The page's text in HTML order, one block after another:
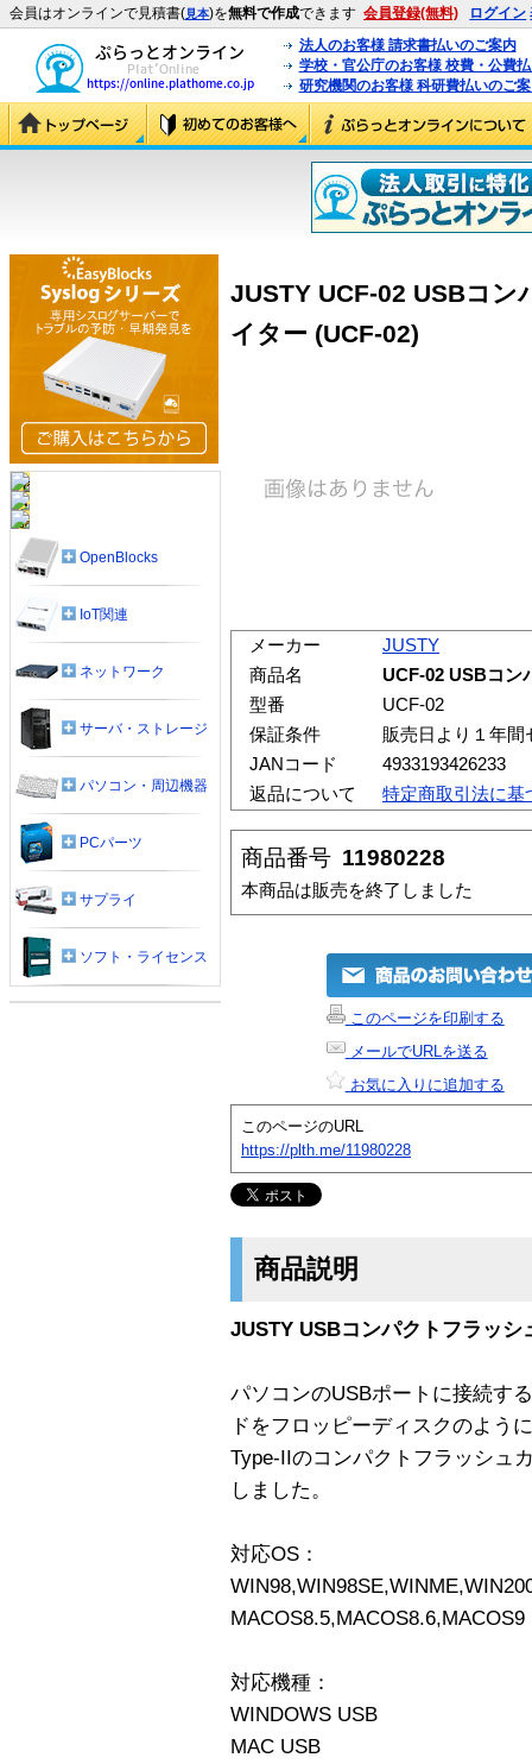
会員はオンラインで見積書(見本)を無料で作成できます 会員登録(無料) ログイン
法人のお客様 請求書払いのご案内
学校・官公庁のお客様 校費・公費
研究機関のお客様 科研費払いのご
JUSTY UCF-02 USBコ
イター (UCF-02)
メーカー
JUSTY
商品名
UCF-02 USBコン
型番
UCF-02
保証条件
販売日より１年間
JANコード
4933193426233
返品について
特定商取引法に基
商品番号 11980228
本商品は販売を終了しました
このページを印刷する
メールでURLを送る
お気に入りに追加する
このページのURL
https://plth.me/11980228
商品説明
JUSTY USBコンパクトフラッ
パソコンのUSBポートに接続す
ドをフロッピーディスクのよ
Type-IIのコンパクトフラッシュ
しました。
対応OS：
MACOS8.5,MACOS8.6,MACOS9
対応機種：
WINDOWS USB
MAC USB
OpenBlocks
IoT関連
ネットワーク
サーバ・ストレージ
パソコン・周辺機器
PCパーツ
サプライ
ソフト・ライセンス